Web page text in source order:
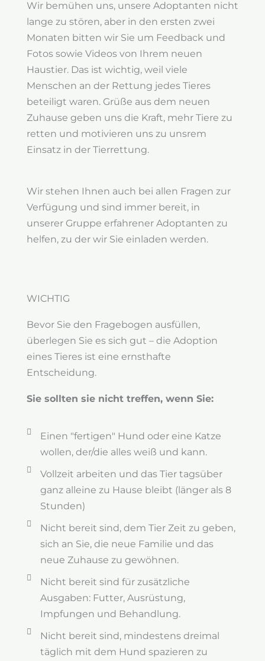
Wir bemühen uns, unsere Adoptanten nicht
lange zu stören, aber in den ersten zwei
Monaten bitten wir Sie um Feedback und
Fotos sowie Videos von Ihrem neuen
Haustier. Das ist wichtig, weil viele
Menschen an der Rettung jedes Tieres
beteiligt waren. Grüße aus dem neuen
Zuhause geben uns die Kraft, mehr Tiere zu
retten und motivieren uns zu unsrem
Einsatz in der Tierrettung.
Wir stehen Ihnen auch bei allen Fragen zur
Verfügung und sind immer bereit, in
unserer Gruppe erfahrener Adoptanten zu
helfen, zu der wir Sie einladen werden.
WICHTIG
Bevor Sie den Fragebogen ausfüllen,
überlegen Sie es sich gut – die Adoption
eines Tieres ist eine ernsthafte
Entscheidung.
Sie sollten sie nicht treffen, wenn Sie:
Einen "fertigen" Hund oder eine Katze
wollen, der/die alles weiß und kann.
Vollzeit arbeiten und das Tier tagsüber
ganz alleine zu Hause bleibt (länger als 8
Stunden)
Nicht bereit sind, dem Tier Zeit zu geben,
sich an Sie, die neue Familie und das
neue Zuhause zu gewöhnen.
Nicht bereit sind für zusätzliche
Ausgaben: Futter, Ausrüstung,
Impfungen und Behandlung.
Nicht bereit sind, mindestens dreimal
täglich mit dem Hund spazieren zu